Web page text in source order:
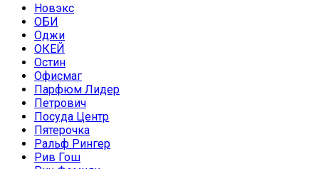
Новэкс
ОБИ
Оджи
ОКЕЙ
Остин
Офисмаг
Парфюм Лидер
Петрович
Посуда Центр
Пятерочка
Ральф Рингер
Рив Гош